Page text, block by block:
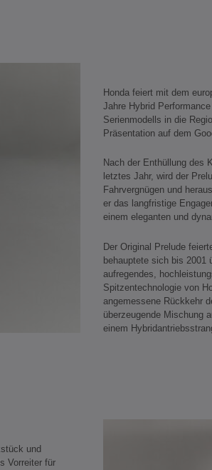
Honda feiert mit dem
Jahre Hybrid
Serienmodells in die
Präsentation auf dem
Nach der Enthüllung des
letztes Jahr, wird der
Fahrvergnügen und
er das langfristige
einem eleganten und
Der Original Prelude
behauptete sich bis 2001
aufregendes,
Spitzentechnologie von
angemessene Rückkehr
überzeugende Mischung
einem
und
Vorreiter für